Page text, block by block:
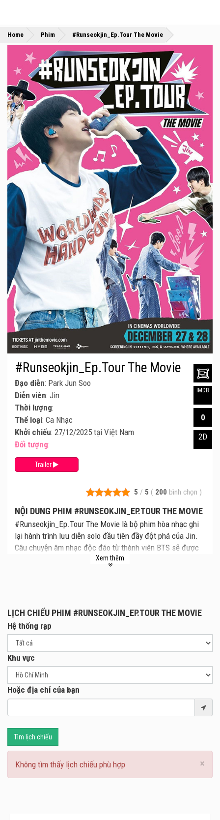
Home »
Phim »
#Runseokjin_Ep.Tour The Movie
5 / 5 ( 200 bình chọn )
NỘI DUNG PHIM #RUNSEOKJIN_EP.TOUR THE MOVIE
#Runseokjin_Ep.Tour The Movie là bộ phim hòa nhạc ghi
lại hành trình lưu diễn solo đầu tiên đầy đột phá của Jin.
Câu chuyện âm nhạc độc đáo từ thành viên BTS sẽ được
tái hiện sống động trên màn ảnh rộng. Bộ phim mới
Xem thêm
#Runseokjin_Ep.Tour The Movie
Đạo diễn: Park Jun Soo
Diễn viên: Jin
Thời lượng:
Thể loại: Ca Nhạc
Khởi chiếu: 27/12/2025 tại Việt Nam
Đối tượng:
Trailer
IMDB
0
2D
LỊCH CHIẾU PHIM #RUNSEOKJIN_EP.TOUR THE MOVIE
Hệ thống rạp
Khu vực
Hoặc địa chỉ của bạn
Tìm lịch chiếu
×
Không tìm thấy lịch chiếu phù hợp